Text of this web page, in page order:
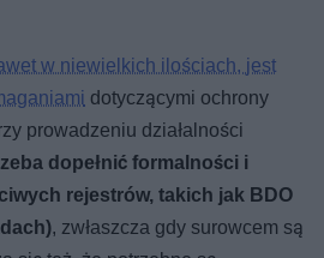
w niewielkich ilościach, jest
dotyczącymi ochrony
prowadzeniu działalności
dopełnić formalności i
rejestrów, takich jak BDO
, zwłaszcza gdy surowcem są